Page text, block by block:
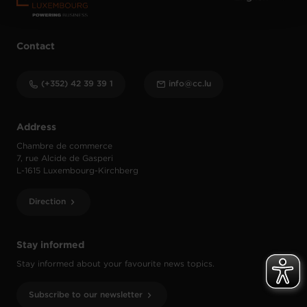
Stay informed
Stay informed about your favourite news topics.
Subscribe to our newsletter
Address
Chambre de commerce
7, rue Alcide de Gasperi
L-1615 Luxembourg-Kirchberg
Direction
Contact
(+352) 42 39 39 1 info@cc.lu